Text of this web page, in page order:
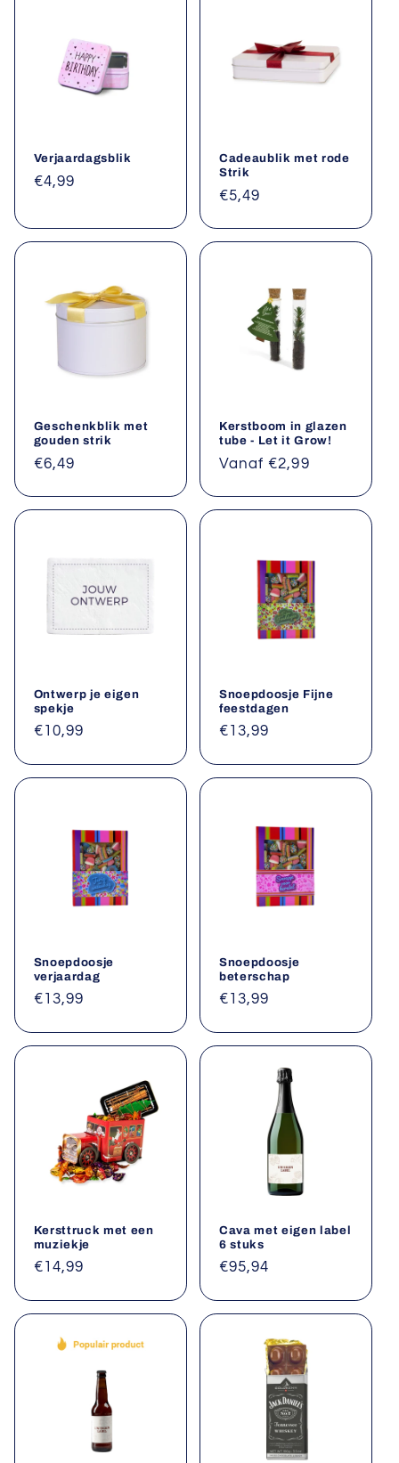
Verjaardagsblik
Normale
€4,99
Cadeaublik met rode
Strik
Normale
€5,49
Geschenkblik met
gouden strik
Normale
€6,49
Kerstboom in glazen
tube - Let it Grow!
Normale
Vanaf €2,99
Ontwerp je eigen
spekje
Normale
€10,99
Snoepdoosje Fijne
feestdagen
Normale
€13,99
Snoepdoosje
verjaardag
Normale
€13,99
Snoepdoosje
beterschap
Normale
€13,99
Kersttruck met een
muziekje
Normale
€14,99
Cava met eigen label
6 stuks
Normale
€95,94